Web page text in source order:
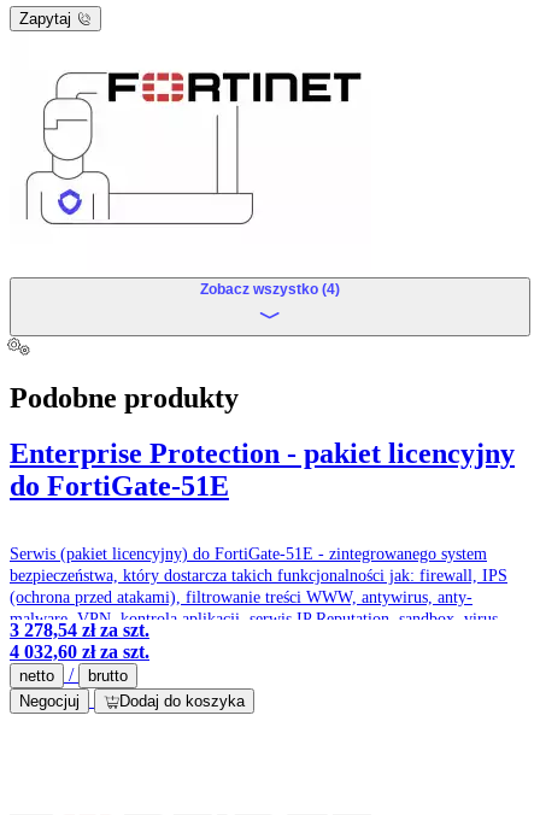
Zapytaj
Zobacz wszystko (4)
Podobne produkty
Enterprise Protection - pakiet licencyjny
do FortiGate-51E
Serwis (pakiet licencyjny) do FortiGate-51E - zintegrowanego system
bezpieczeństwa, który dostarcza takich funkcjonalności jak: firewall, IPS
(ochrona przed atakami), filtrowanie treści WWW, antywirus, anty-
malware, VPN, kontrola aplikacji, serwis IP Reputation, sandbox, virus
outbrake protection service, optymalizacja pasma czy ochrona przed
spamem.
3 278,54 złza szt.
4 032,60 złza szt.
netto /
brutto
Negocjuj
Dodaj do koszyka